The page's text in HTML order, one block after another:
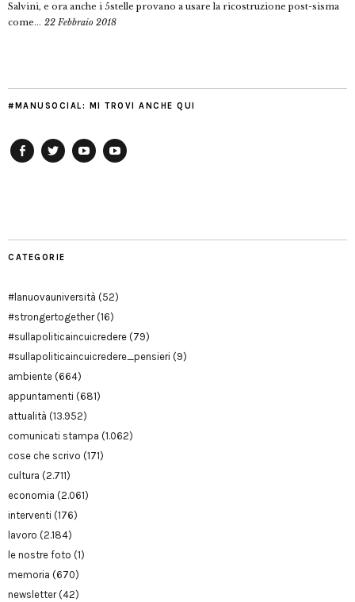
Salvini, e ora anche i 5stelle provano a usare la ricostruzione post-sisma
come... 22 Febbraio 2018
#MANUSOCIAL: MI TROVI ANCHE QUI
CATEGORIE
#lanuovauniversità (52)
#strongertogether(16)
#sullapoliticaincuicredere (79)
#sullapoliticaincuicredere_pensieri (9)
ambiente (664)
appuntamenti (681)
attualità (13.952)
comunicati stampa (1.062)
cose che scrivo (171)
cultura (2.711)
economia (2.061)
interventi (176)
lavoro (2.184)
le nostre foto (1)
memoria (670)
newsletter(42)